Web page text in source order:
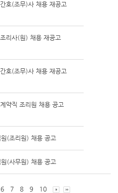
호(조무)사 채용 재공고
리사(원) 채용 재공고
호(조무)사 채용 재공고
약직 조리원 채용 공고
(조리원) 채용 공고
(사무원) 채용 공고
6 7 8 9 10